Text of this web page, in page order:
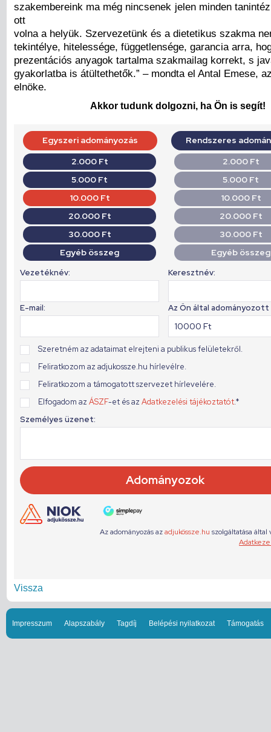
szakembereink ma még nincsenek jelen minden
ott
volna a helyük. Szervezetünk és a dietetikus szakma
tekintélye, hitelessége, függetlensége, garancia arra,
prezentációs anyagok tartalma szakmailag korrekt, s
gyakorlatba is átültethetők.” – mondta el Antal Emese,
elnöke.
Akkor tudunk dolgozni, ha Ön is segít!
Vissza
Impresszum Alapszabály Tagdíj Belépési nyilatkozat Támogatás